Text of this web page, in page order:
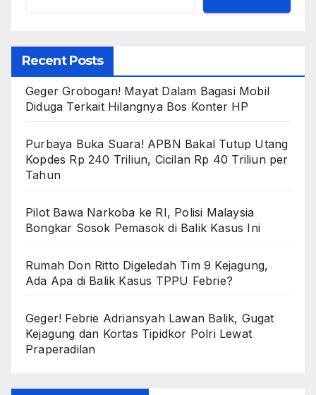
Recent Posts
Geger Grobogan! Mayat Dalam Bagasi Mobil
Diduga Terkait Hilangnya Bos Konter HP
Purbaya Buka Suara! APBN Bakal Tutup Utang
Kopdes Rp 240 Triliun, Cicilan Rp 40 Triliun per
Tahun
Pilot Bawa Narkoba ke RI, Polisi Malaysia
Bongkar Sosok Pemasok di Balik Kasus Ini
Rumah Don Ritto Digeledah Tim 9 Kejagung,
Ada Apa di Balik Kasus TPPU Febrie?
Geger! Febrie Adriansyah Lawan Balik, Gugat
Kejagung dan Kortas Tipidkor Polri Lewat
Praperadilan